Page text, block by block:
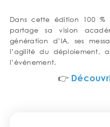
Contenu
Corps
texte
Dans cette édition 100 %
partage sa vision
génération d’IA, ses
l’agilité du déploiement,
l’événement.
👉